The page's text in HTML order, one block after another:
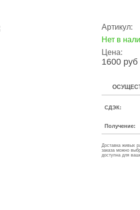
Артикул:
Нет в
Цена:
1600 руб
СДЭК:
Получение:
Доставка живых
заказа можно
доступна для